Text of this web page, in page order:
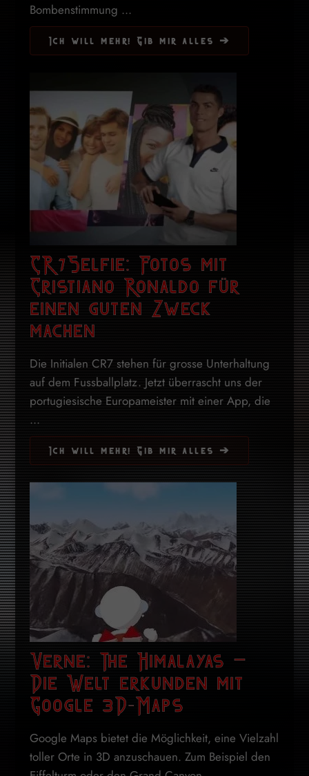
Bombenstimmung ...
Ich will mehr! Gib mir alles ➔
CR7Selfie: Fotos mit
Cristiano Ronaldo für
einen guten Zweck
machen
Die Initialen CR7 stehen für grosse Unterhaltung
auf dem Fussballplatz. Jetzt überrascht uns der
portugiesische Europameister mit einer App, die
...
Ich will mehr! Gib mir alles ➔
Verne: The Himalayas –
Die Welt erkunden mit
Google 3D-Maps
Google Maps bietet die Möglichkeit, eine Vielzahl
toller Orte in 3D anzuschauen. Zum Beispiel den